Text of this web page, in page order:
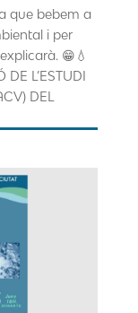
que bebem a
i per
😁💧
L’ESTUDI
DEL